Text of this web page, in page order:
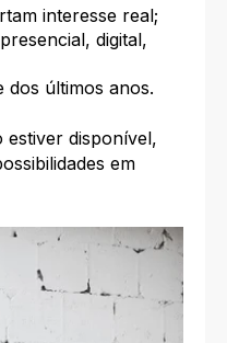
interesse real;
digital,
dos últimos anos.
estiver disponível,
em